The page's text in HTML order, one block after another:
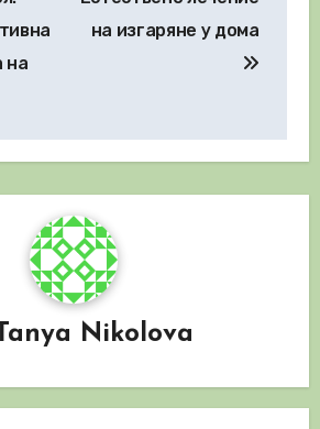
на
на изгаряне у дома
Tanya Nikolova